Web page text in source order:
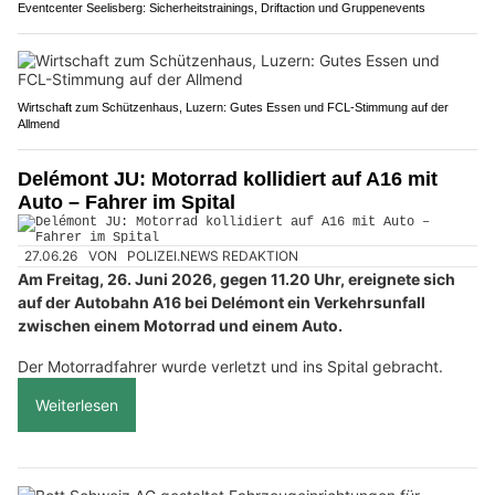
Eventcenter Seelisberg: Sicherheitstrainings, Driftaction und Gruppenevents
Wirtschaft zum Schützenhaus, Luzern: Gutes Essen und FCL-Stimmung auf der
Allmend
Delémont JU: Motorrad kollidiert auf A16 mit
Auto – Fahrer im Spital
27.06.26 VON POLIZEI.NEWS REDAKTION
Am Freitag, 26. Juni 2026, gegen 11.20 Uhr, ereignete sich
auf der Autobahn A16 bei Delémont ein Verkehrsunfall
zwischen einem Motorrad und einem Auto.
Der Motorradfahrer wurde verletzt und ins Spital gebracht.
Weiterlesen